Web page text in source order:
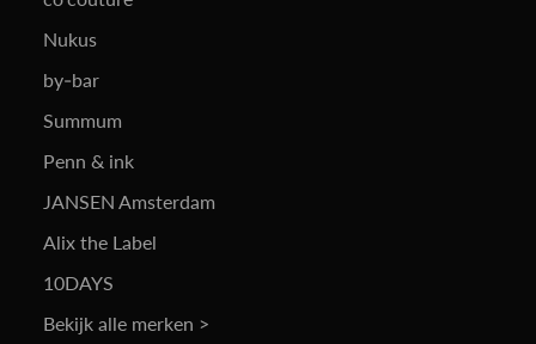
Nukus
by-bar
Summum
Penn & ink
JANSEN Amsterdam
Alix the Label
10DAYS
Bekijk alle merken >